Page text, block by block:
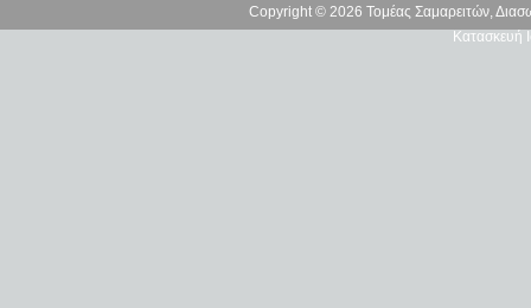
Copyright © 2026 Τομέας Σαμαρειτών,
Κατασκευή